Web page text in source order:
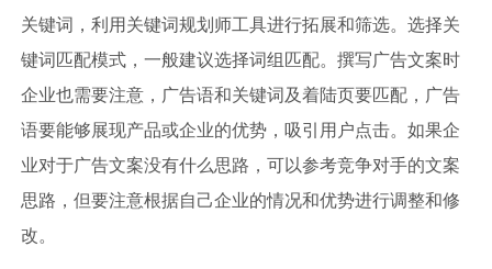
关键词，利用关键词规划师工具进行拓展和筛选。选择关
键词匹配模式，一般建议选择词组匹配。撰写广告文案时
企业也需要注意，广告语和关键词及着陆页要匹配，广告
语要能够展现产品或企业的优势，吸引用户点击。如果企
业对于广告文案没有什么思路，可以参考竞争对手的文案
思路，但要注意根据自己企业的情况和优势进行调整和修
改。